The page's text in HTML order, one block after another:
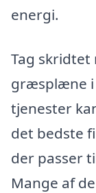
energi.
Tag skridtet
græsplæne i
tjenester
det bedste
der passer
Mange af